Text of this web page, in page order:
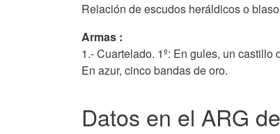
Relación de escudos heráldicos o
Armas :
1.- Cuartelado. 1º: En gules, un castillo
En azur, cinco bandas de oro.
Datos en el ARG